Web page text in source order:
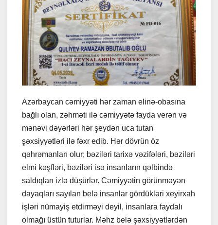
Azərbaycan cəmiyyəti hər zaman elinə-obasına
bağlı olan, zəhməti ilə cəmiyyətə fayda verən və
mənəvi dəyərləri hər şeydən uca tutan
şəxsiyyətləri ilə fəxr edib. Hər dövrün öz
qəhrəmanları olur; bəziləri tarixə vəzifələri, bəziləri
elmi kəşfləri, bəziləri isə insanların qəlbində
saldıqları izlə düşürlər. Cəmiyyətin görünməyən
dayaqları sayılan belə insanlar gördükləri xeyirxah
işləri nümayiş etdirməyi deyil, insanlara faydalı
olmağı üstün tuturlar. Məhz belə şəxsiyyətlərdən